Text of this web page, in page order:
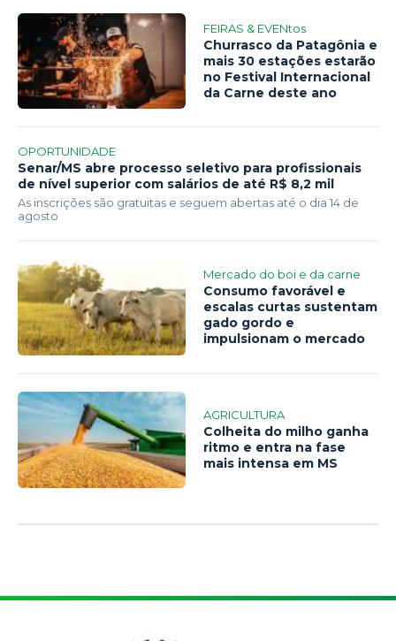
FEIRAS & EVENtos
Churrasco da Patagônia e
mais 30 estações estarão
no Festival Internacional
da Carne deste ano
OPORTUNIDADE
Senar/MS abre processo seletivo para profissionais
de nível superior com salários de até R$ 8,2 mil
As inscrições são gratuitas e seguem abertas até o dia 14 de
agosto
Mercado do boi e da carne
Consumo favorável e
escalas curtas sustentam
gado gordo e
impulsionam o mercado
AGRICULTURA
Colheita do milho ganha
ritmo e entra na fase
mais intensa em MS